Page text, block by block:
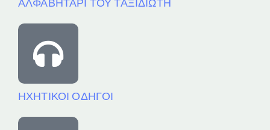
ΑΛΦΑΒΗΤΑΡΙ ΤΟΥ ΤΑΞΙΔΙΩΤΗ
ΗΧΗΤΙΚΟΙ ΟΔΗΓΟΙ